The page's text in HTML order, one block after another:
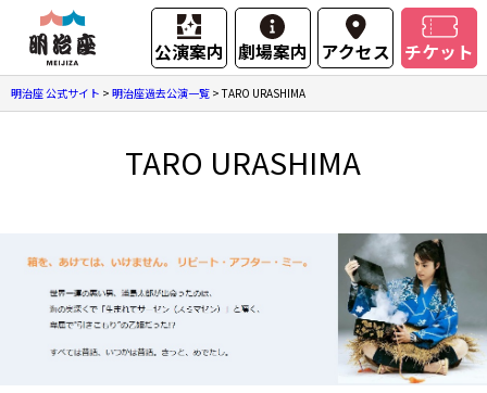
公演案内 劇場案内 アクセス チケット
明治座 公式サイト > 明治座過去公演一覧 >TARO URASHIMA
TARO URASHIMA